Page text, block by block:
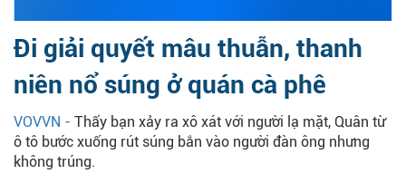
Đi giải quyết mâu thuẫn, thanh
niên nổ súng ở quán cà phê
VOVVN - Thấy bạn xảy ra xô xát với người lạ mặt, Quân từ
ô tô bước xuống rút súng bắn vào người đàn ông nhưng
không trúng.